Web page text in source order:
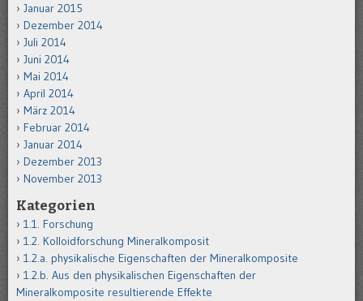
Januar 2015
Dezember 2014
Juli 2014
Juni 2014
Mai 2014
April 2014
März 2014
Februar 2014
Januar 2014
Dezember 2013
November 2013
Kategorien
1.1. Forschung
1.2. Kolloidforschung Mineralkomposit
1.2.a. physikalische Eigenschaften der Mineralkomposite
1.2.b. Aus den physikalischen Eigenschaften der
Mineralkomposite resultierende Effekte